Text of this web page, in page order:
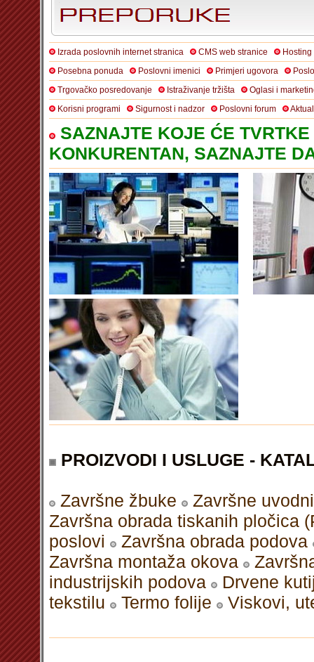
Izrada poslovnih internet stranica CMS web stranice
Posebna ponuda
Poslovni imenici Primjeri ugovora
Trgovačko posredovanje
Istraživanje tržišta
Oglasi i
Korisni programi
Sigurnost i nadzor Poslovni forum
SAZNAJTE KOJE ĆE
KONKURENTAN, SAZNAJTE
PROIZVODI I USLUGE -
Završne žbuke
Završne
Završna obrada tiskanih pločica
poslovi
Završna obrada podova
Završna montaža okova
industrijskih podova
Drvene
tekstilu
Termo folije Viskovi,